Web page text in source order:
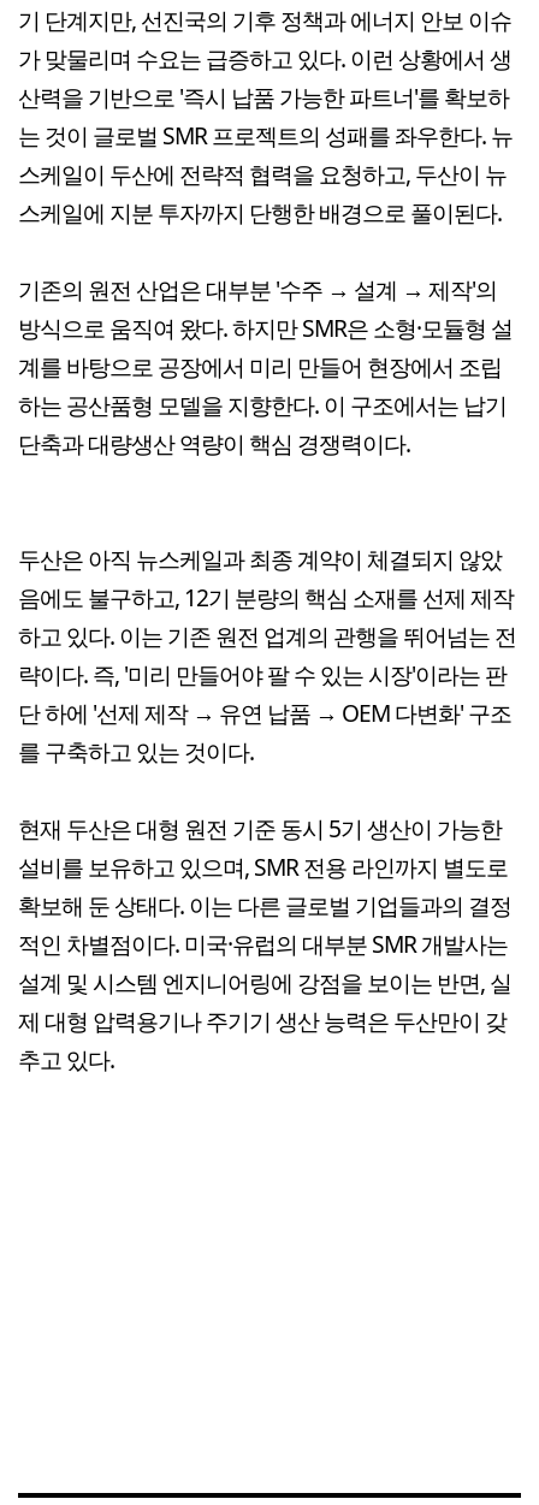
기 단계지만, 선진국의 기후 정책과 에너지 안보 이슈
가 맞물리며 수요는 급증하고 있다. 이런 상황에서 생
산력을 기반으로 '즉시 납품 가능한 파트너'를 확보하
는 것이 글로벌 SMR 프로젝트의 성패를 좌우한다. 뉴
스케일이 두산에 전략적 협력을 요청하고, 두산이 뉴
스케일에 지분 투자까지 단행한 배경으로 풀이된다.
기존의 원전 산업은 대부분 '수주 → 설계 → 제작'의
방식으로 움직여 왔다. 하지만 SMR은 소형·모듈형 설
계를 바탕으로 공장에서 미리 만들어 현장에서 조립
하는 공산품형 모델을 지향한다. 이 구조에서는 납기
단축과 대량생산 역량이 핵심 경쟁력이다.
두산은 아직 뉴스케일과 최종 계약이 체결되지 않았
음에도 불구하고, 12기 분량의 핵심 소재를 선제 제작
하고 있다. 이는 기존 원전 업계의 관행을 뛰어넘는 전
략이다. 즉, '미리 만들어야 팔 수 있는 시장'이라는 판
단 하에 '선제 제작 → 유연 납품 → OEM 다변화' 구조
를 구축하고 있는 것이다.
현재 두산은 대형 원전 기준 동시 5기 생산이 가능한
설비를 보유하고 있으며, SMR 전용 라인까지 별도로
확보해 둔 상태다. 이는 다른 글로벌 기업들과의 결정
적인 차별점이다. 미국·유럽의 대부분 SMR 개발사는
설계 및 시스템 엔지니어링에 강점을 보이는 반면, 실
제 대형 압력용기나 주기기 생산 능력은 두산만이 갖
추고 있다.